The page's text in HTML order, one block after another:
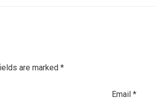
are marked *
Email *